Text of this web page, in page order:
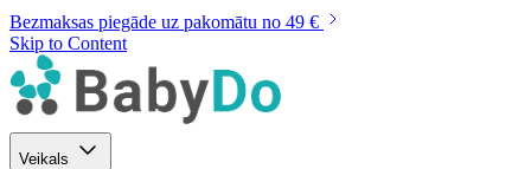
Bezmaksas piegāde uz pakomātu no 49 €
Skip to Content
Veikals